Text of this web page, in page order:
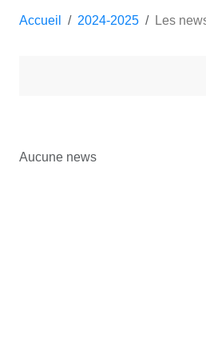
Accueil 2024-2025 Les
Aucune news